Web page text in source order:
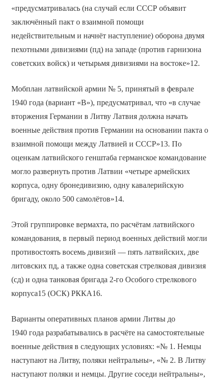
«предусматривалась (на случай если СССР объявит
заключённый пакт о взаимной помощи
недействительным и начнёт наступление) оборона двумя
пехотными дивизиями (пд) на западе (против гарнизона
советских войск) и четырьмя дивизиями на востоке»12.
Мобплан латвийской армии № 5, принятый в феврале
1940 года (вариант «В»), предусматривал, что «в случае
вторжения Германии в Литву Латвия должна начать
военные действия против Германии на основании пакта о
взаимной помощи между Латвией и СССР»13. По
оценкам латвийского генштаба германское командование
могло развернуть против Латвии «четыре армейских
корпуса, одну бронедивизию, одну кавалерийскую
бригаду, около 500 самолётов»14.
Этой группировке вермахта, по расчётам латвийского
командования, в первый период военных действий могли
противостоять восемь дивизий — пять латвийских, две
литовских пд, а также одна советская стрелковая дивизия
(сд) и одна танковая бригада 2-го Особого стрелкового
корпуса15 (ОСК) РККА16.
Варианты оперативных планов армии Литвы до
1940 года разрабатывались в расчёте на самостоятельные
военные действия в следующих условиях: «№ 1. Немцы
наступают на Литву, поляки нейтральны», «№ 2. В Литву
наступают поляки и немцы. Другие соседи нейтральны»,